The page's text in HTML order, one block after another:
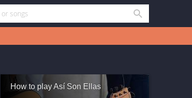
How to play Así Son Ellas